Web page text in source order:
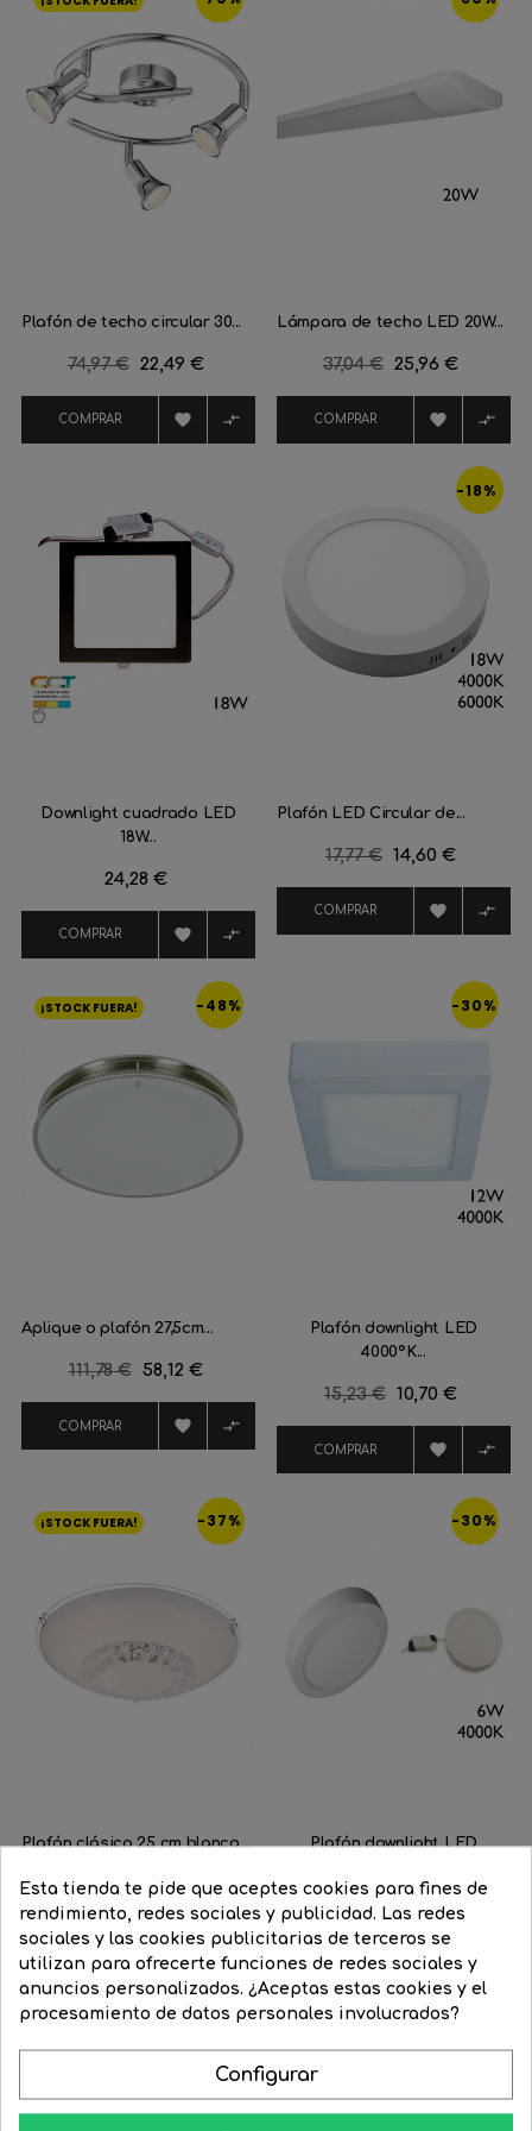
Plafón de techo circular 30...
Precio
74,97 € Precio
22,49 €
COMPRAR  
Lámpara de techo LED 20W...
Precio
37,04 € Precio
25,96 €
COMPRAR  
Downlight cuadrado LED
18W...
Precio
24,28 €
COMPRAR  
-18%
Plafón LED Circular de...
Precio
17,77 € Precio
14,60 €
COMPRAR  
-48%
¡STOCK FUERA!
Aplique o plafón 27,5cm...
Precio
111,78 € Precio
58,12 €
COMPRAR  
-30%
Plafón downlight LED
4000ºK...
Precio
15,23 € Precio
10,70 €
COMPRAR  
-37%
¡STOCK FUERA!
Plafón clásico 25 cm blanco...
Precio
regular
49,92 € Precio
31,45 €
COMPRAR  
-30%
Plafón downlight LED
Precio
regular
11,00 € Precio
7,73 €
COMPRAR 
Esta tienda te pide que aceptes cookies para fines de
rendimiento, redes sociales y publicidad. Las redes
sociales y las cookies publicitarias de terceros se
utilizan para ofrecerte funciones de redes sociales y
anuncios personalizados. ¿Aceptas estas cookies y el
procesamiento de datos personales involucrados?
Configurar